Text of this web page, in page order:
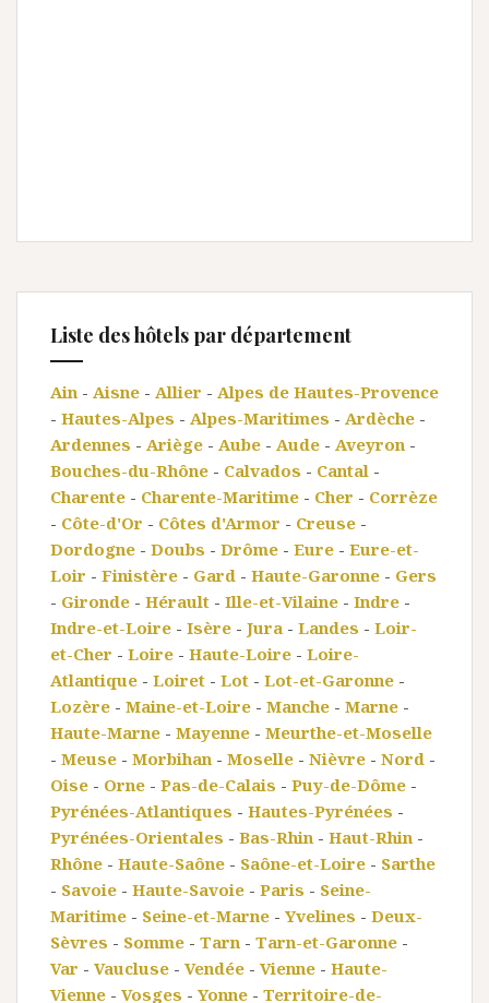
Liste des hôtels par département
Ain - Aisne - Allier - Alpes de Hautes-Provence
- Hautes-Alpes - Alpes-Maritimes - Ardèche -
Ardennes - Ariège - Aube - Aude - Aveyron -
Bouches-du-Rhône - Calvados - Cantal -
Charente - Charente-Maritime - Cher - Corrèze
- Côte-d'Or - Côtes d'Armor - Creuse -
Dordogne - Doubs - Drôme - Eure - Eure-et-
Loir - Finistère - Gard - Haute-Garonne - Gers
- Gironde - Hérault - Ille-et-Vilaine - Indre -
Indre-et-Loire - Isère - Jura - Landes - Loir-
et-Cher - Loire - Haute-Loire - Loire-
Atlantique - Loiret - Lot - Lot-et-Garonne -
Lozère - Maine-et-Loire - Manche - Marne -
Haute-Marne - Mayenne - Meurthe-et-Moselle
- Meuse - Morbihan - Moselle - Nièvre - Nord -
Oise - Orne - Pas-de-Calais - Puy-de-Dôme -
Pyrénées-Atlantiques - Hautes-Pyrénées -
Pyrénées-Orientales - Bas-Rhin - Haut-Rhin -
Rhône - Haute-Saône - Saône-et-Loire - Sarthe
- Savoie - Haute-Savoie - Paris - Seine-
Maritime - Seine-et-Marne - Yvelines - Deux-
Sèvres - Somme - Tarn - Tarn-et-Garonne -
Var - Vaucluse - Vendée - Vienne - Haute-
Vienne - Vosges - Yonne - Territoire-de-